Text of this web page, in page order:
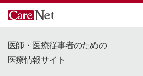
医師・医療従事者のための
医療情報サイト